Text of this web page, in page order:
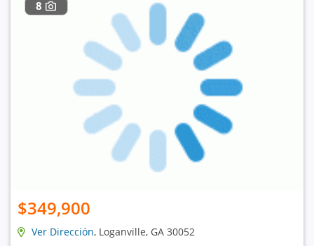
8
$349,900
Ver Dirección, Loganville, GA 30052